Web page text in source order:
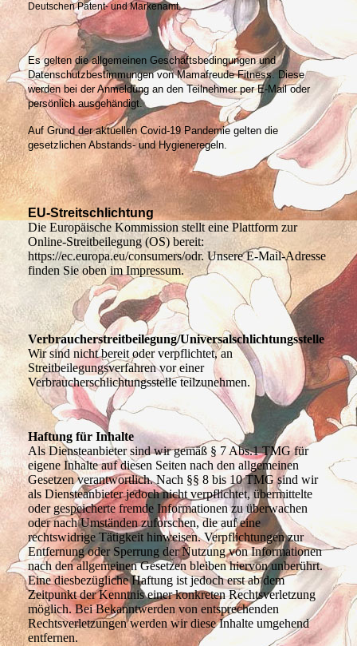
Deutschen Patent- und Markenamt.
Es gelten die allgemeinen Geschäftsbedingungen und
Datenschutzbestimmungen von Mamafreude Fitness. Diese
werden bei der Anmeldung an den Teilnehmer per E-Mail oder
persönlich ausgehändigt.
Auf Grund der aktuellen Covid-19 Pandemie gelten die
gesetzlichen Abstands- und Hygieneregeln.
EU-Streitschlichtung
Die Europäische Kommission stellt eine Plattform zur
Online-Streitbeilegung (OS) bereit:
https://ec.europa.eu/consumers/odr. Unsere E-Mail-Adresse
finden Sie oben im Impressum.
Verbraucherstreitbeilegung/Universalschlichtungsstelle
Wir sind nicht bereit oder verpflichtet, an
Streitbeilegungsverfahren vor einer
Verbraucherschlichtungsstelle teilzunehmen.
Haftung für Inhalte
Als Diensteanbieter sind wir gemäß § 7 Abs.1 TMG für
eigene Inhalte auf diesen Seiten nach den allgemeinen
Gesetzen verantwortlich. Nach §§ 8 bis 10 TMG sind wir
als Diensteanbieter jedoch nicht verpflichtet, übermittelte
oder gespeicherte fremde Informationen zu überwachen
oder nach Umständen zuforschen, die auf eine
rechtswidrige Tätigkeit hinweisen. Verpflichtungen zur
Entfernung oder Sperrung der Nutzung von Informationen
nach den allgemeinen Gesetzen bleiben hiervon unberührt.
Eine diesbezügliche Haftung ist jedoch erst ab dem
Zeitpunkt der Kenntnis einer konkreten Rechtsverletzung
möglich. Bei Bekanntwerden von entsprechenden
Rechtsverletzungen werden wir diese Inhalte umgehend
entfernen.